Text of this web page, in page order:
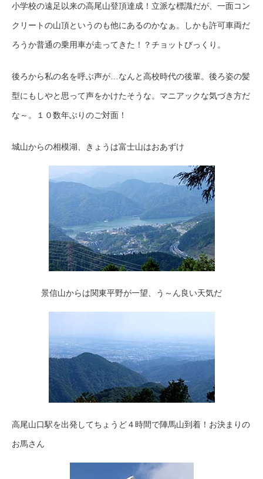
小学校の遠足以来の高尾山登頂達成！立派な標識だが、一面コン
クリートの山頂というのも他にあるのかなぁ。しかも許可車両だ
ろうか普通の乗用車が走ってきた！？チョットびっくり。
後ろから私の名を呼ぶ声が…なんと高校時代の後輩。後ろ姿の髪
型にもしやと思って声をかけたそうな。マニアックな気づき方だ
な～。１０数年ぶりのご対面！
城山からの相模湖、きょうは富士山はおあずけ
景信山からは関東平野が一望、う～ん良い天気だ
高尾山口駅を出発してちょうど４時間で陣馬山到着！お決まりの
お馬さん